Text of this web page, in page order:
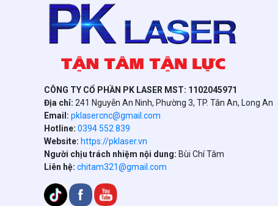
CÔNG TY CỔ PHẦN PK LASER MST: 1102045971
Địa chỉ: 241 Nguyễn An Ninh, Phường 3, TP. Tân An, Long An
Email: pklasercnc@gmail.com
Hotline: 0394 552 839
Website: https://pklaser.vn
Người chịu trách nhiệm nội dung: Bùi Chí Tâm
Liên hệ: chitam321@gmail.com